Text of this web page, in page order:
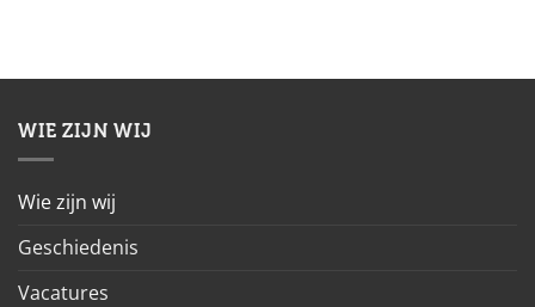
WIE ZIJN WIJ
Wie zijn wij
Geschiedenis
Vacatures